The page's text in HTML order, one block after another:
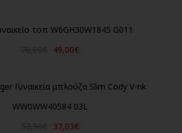
τοπ W6GH30W1845 G011
49,00€
Γυναικεία μπλούζα Slim Cody V-nk
WW0WW40584 03L
37,03€